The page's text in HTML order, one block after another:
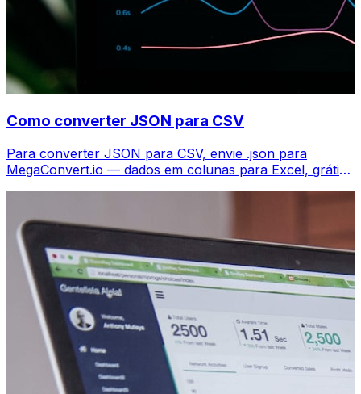
Como converter JSON para CSV
Para converter JSON para CSV, envie .json para
MegaConvert.io — dados em colunas para Excel, grátis,